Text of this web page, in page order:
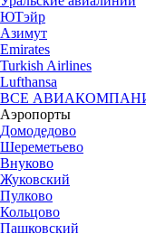
ЮТэйр
Азимут
Emirates
Turkish Airlines
Lufthansa
ВСЕ
Аэропорты
Домодедово
Шереметьево
Внуково
Жуковский
Пулково
Кольцово
Пашковский